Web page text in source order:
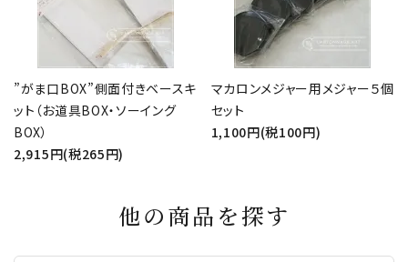
”がま口BOX”側面付きベースキ
ット（お道具BOX・ソーイング
BOX）
2,915円(税265円)
マカロンメジャー用メジャー５個
セット
1,100円(税100円)
他の商品を探す